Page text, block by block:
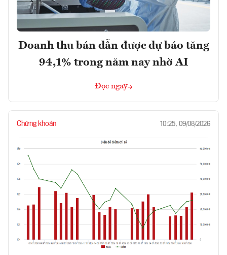
Doanh thu bán dẫn được dự báo tăng
94,1% trong năm nay nhờ AI
Đọc ngay
Chứng khoán 10:25, 09/08/2026